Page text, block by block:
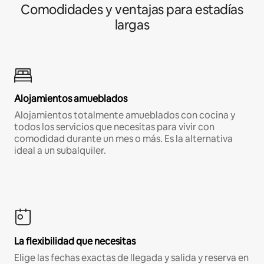
Comodidades y ventajas para estadías
largas
Alojamientos amueblados
Alojamientos totalmente amueblados con cocina y
todos los servicios que necesitas para vivir con
comodidad durante un mes o más. Es la alternativa
ideal a un subalquiler.
La flexibilidad que necesitas
Elige las fechas exactas de llegada y salida y reserva en